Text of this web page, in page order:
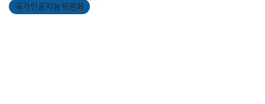
국가인공지능위원회